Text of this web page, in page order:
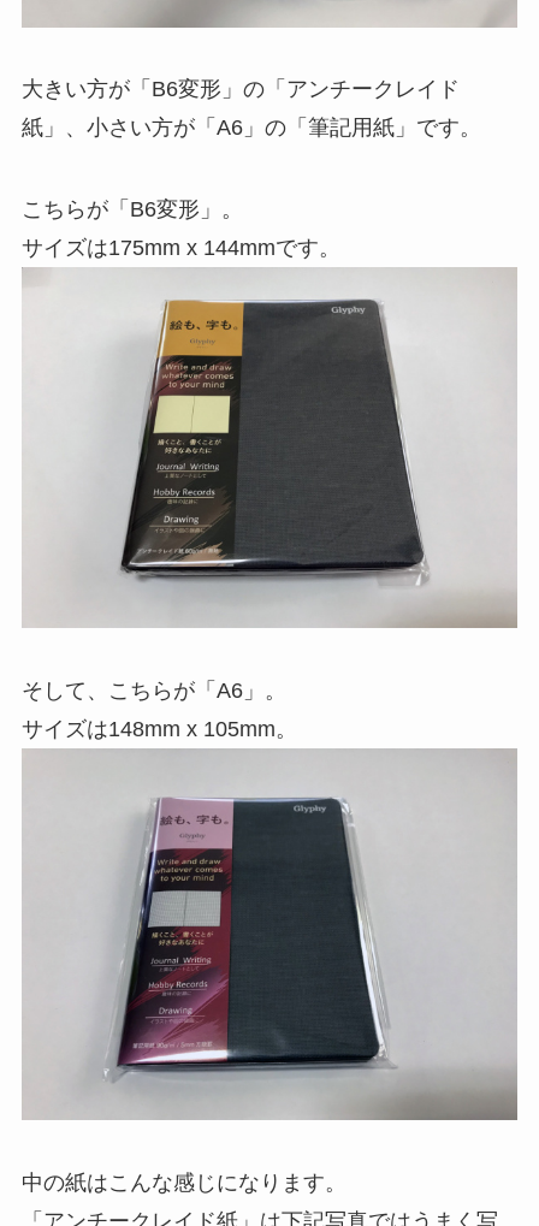
大きい方が「B6変形」の「アンチークレイド
紙」、小さい方が「A6」の「筆記用紙」です。
こちらが「B6変形」。
サイズは175mm x 144mmです。
そして、こちらが「A6」。
サイズは148mm x 105mm。
中の紙はこんな感じになります。
「アンチークレイド紙」は下記写真ではうまく写